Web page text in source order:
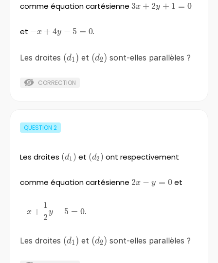
comme équation cartésienne 3x+2y+1=0
3x + 2y + 1 = 0
et
-
−x + 4y − 5 = 0.
Les droites \left(d_{1}
(d1 ) et \left(d_{2}
(d2) sont-elles parallèles ?
CORRECTION
QUESTION 2
Les droites \left(d_{1}
(d1 ) et \left(d_{2}
(d2 ) ont respectivement
comme équation cartésienne 2x-
2x − y = 0et
x+\frac{1}
−x +
2
1
y − 5 = 0.
Les droites \left(d_{1}
(d1 ) et \left(d_{2}
(d2) sont-elles parallèles ?